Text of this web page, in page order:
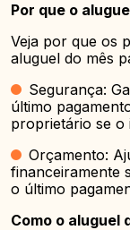
Por que o
Veja por que os
aluguel do mês
Segurança:
último
proprietário se o
Orçamento:
financeiramente
o último
Como o aluguel